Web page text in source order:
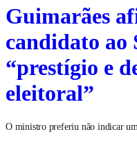
Guimarães
candidato ao
“prestígio e
eleitoral”
O ministro preferiu não indicar